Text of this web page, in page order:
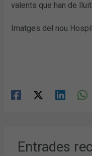
valents que han de
Imatges del nou
Entrades